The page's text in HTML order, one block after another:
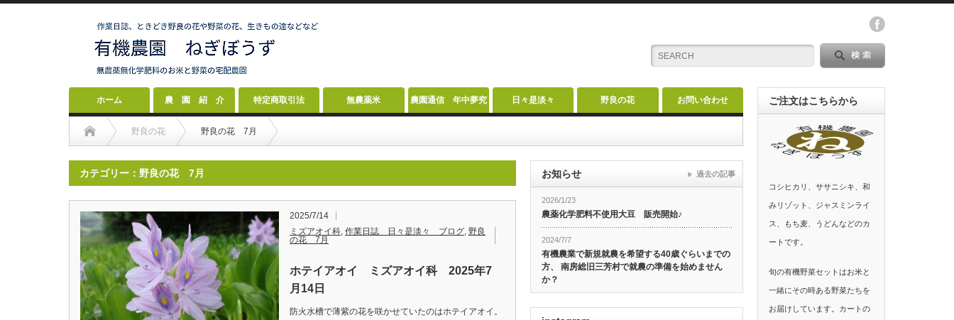
ホーム 農 園 紹 介 特定商取引法 無農薬米 農園通信 年中夢究 日々是淡々 野良の花 お問い合わせ
野良の花 野良の花 7月
カテゴリー：野良の花 7月
2025/7/14
ミズアオイ科, 作業日誌 日々是淡々 ブログ, 野良
の花 7月
ホテイアオイ ミズアオイ科 2025年7
月14日
防火水槽で薄紫の花を咲かせていたのはホテイアオイ。
お知らせ
2026/1/23
農薬化学肥料不使用大豆 販売開始♪
2024/7/7
有機農業で新規就農を希望する40歳ぐらいまでの
方、 南房総旧三芳村で就農の準備を始めません
か？
過去の記事
ご注文はこちらから
コシヒカリ、ササニシキ、和
みリゾット、ジャスミンライ
ス、もち麦、うどんなどのカ
ートです。
旬の有機野菜セットはお米と
一緒にその時ある野菜たちを
お届けしています。カートの